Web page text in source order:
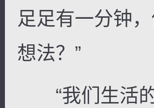
足足有一分钟
想法？”
“我们生活的